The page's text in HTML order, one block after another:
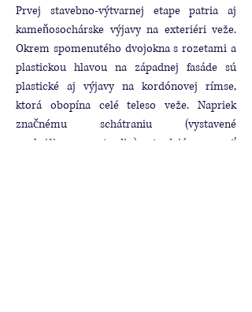
Prvej stavebno-výtvarnej etape patria aj
kameňosochárske výjavy na exteriéri veže.
Okrem spomenutého dvojokna s rozetami a
plastickou hlavou na západnej fasáde sú
plastické aj výjavy na kordónovej rímse,
ktorá obopína celé teleso veže. Napriek
značnému schátraniu (vystavené
vonkajšiemu prostrediu) sa tu dajú rozoznať